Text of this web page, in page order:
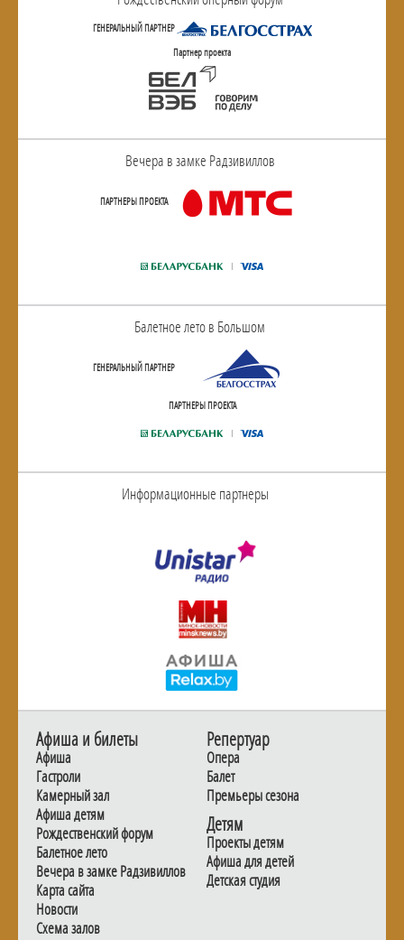
ГЕНЕРАЛЬНЫЙ ПАРТНЕР
Партнер проекта
Вечера в замке Радзивиллов
ПАРТНЕРЫ ПРОЕКТА
Балетное лето в Большом
ГЕНЕРАЛЬНЫЙ ПАРТНЕР
ПАРТНЕРЫ ПРОЕКТА
Информационные партнеры
Афиша и билеты
Афиша
Гастроли
Камерный зал
Афиша детям
Рождественский форум
Балетное лето
Вечера в замке Радзивиллов
Карта сайта
Новости
Схема залов
Репертуар
Опера
Балет
Премьеры сезона
Детям
Проекты детям
Афиша для детей
Детская студия